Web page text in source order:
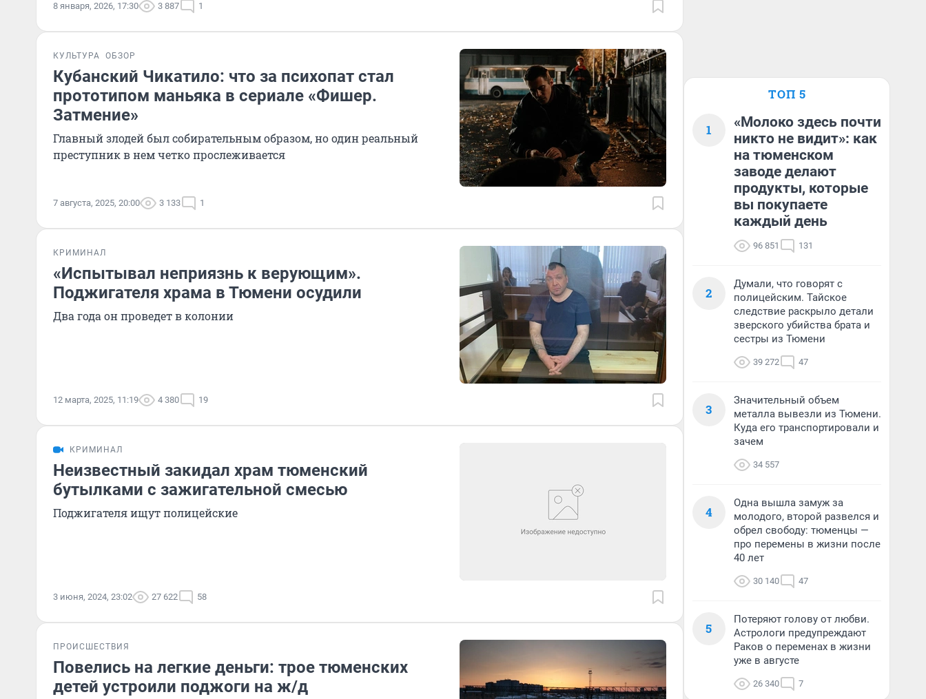
8 января, 2026, 17:30 3 887 1
КУЛЬТУРА ОБЗОР
Кубанский Чикатило: что за психопат стал
прототипом маньяка в сериале «Фишер.
Затмение»
Главный злодей был собирательным образом, но один реальный
преступник в нем четко прослеживается
7 августа, 2025, 20:00 3 133 1
КРИМИНАЛ
«Испытывал неприязнь к верующим».
Поджигателя храма в Тюмени осудили
Два года он проведет в колонии
12 марта, 2025, 11:19 4 380 19
КРИМИНАЛ
Неизвестный закидал храм тюменский
бутылками с зажигательной смесью
Поджигателя ищут полицейские
3 июня, 2024, 23:02 27 622 58
ПРОИСШЕСТВИЯ
Повелись на легкие деньги: трое тюменских
детей устроили поджоги на ж/д
ТОП 5
1
«Молоко здесь почти
никто не видит»: как
на тюменском
заводе делают
продукты, которые
вы покупаете
каждый день
96 851 131
2
Думали, что говорят с
полицейским. Тайское
следствие раскрыло детали
зверского убийства брата и
сестры из Тюмени
39 272 47
3
Значительный объем
металла вывезли из Тюмени.
Куда его транспортировали и
зачем
34 557
4
Одна вышла замуж за
молодого, второй развелся и
обрел свободу: тюменцы —
про перемены в жизни после
40 лет
30 140 47
5
Потеряют голову от любви.
Астрологи предупреждают
Раков о переменах в жизни
уже в августе
26 340 7